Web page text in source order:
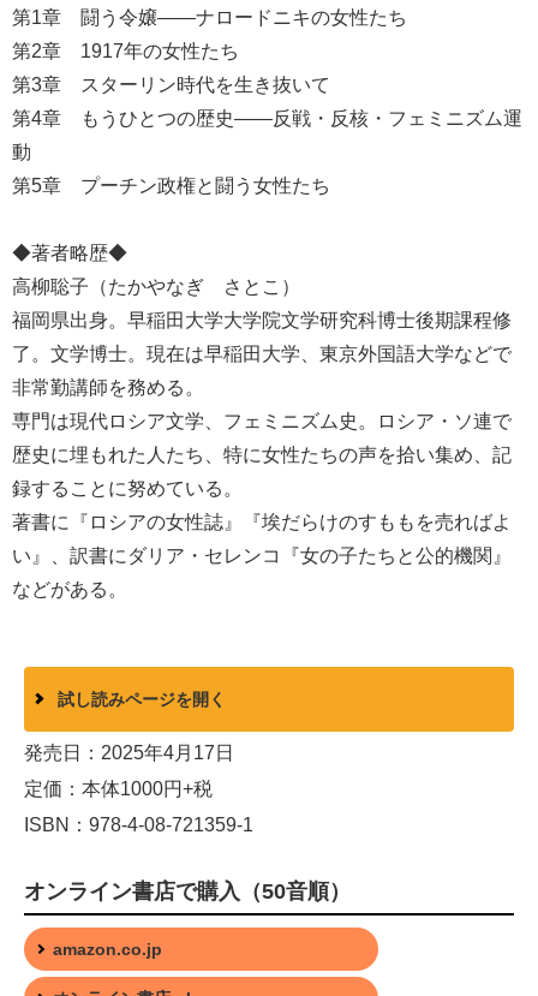
第1章 闘う令嬢――ナロードニキの女性たち
第2章 1917年の女性たち
第3章 スターリン時代を生き抜いて
第4章 もうひとつの歴史――反戦・反核・フェミニズム運
動
第5章 プーチン政権と闘う女性たち
◆著者略歴◆
高柳聡子（たかやなぎ さとこ）
福岡県出身。早稲田大学大学院文学研究科博士後期課程修
了。文学博士。現在は早稲田大学、東京外国語大学などで
非常勤講師を務める。
専門は現代ロシア文学、フェミニズム史。ロシア・ソ連で
歴史に埋もれた人たち、特に女性たちの声を拾い集め、記
録することに努めている。
著書に『ロシアの女性誌』『埃だらけのすももを売ればよ
い』、訳書にダリア・セレンコ『女の子たちと公的機関』
などがある。
試し読みページを開く
発売日：2025年4月17日
定価：本体1000円+税
ISBN：978-4-08-721359-1
オンライン書店で購入（50音順）
amazon.co.jp